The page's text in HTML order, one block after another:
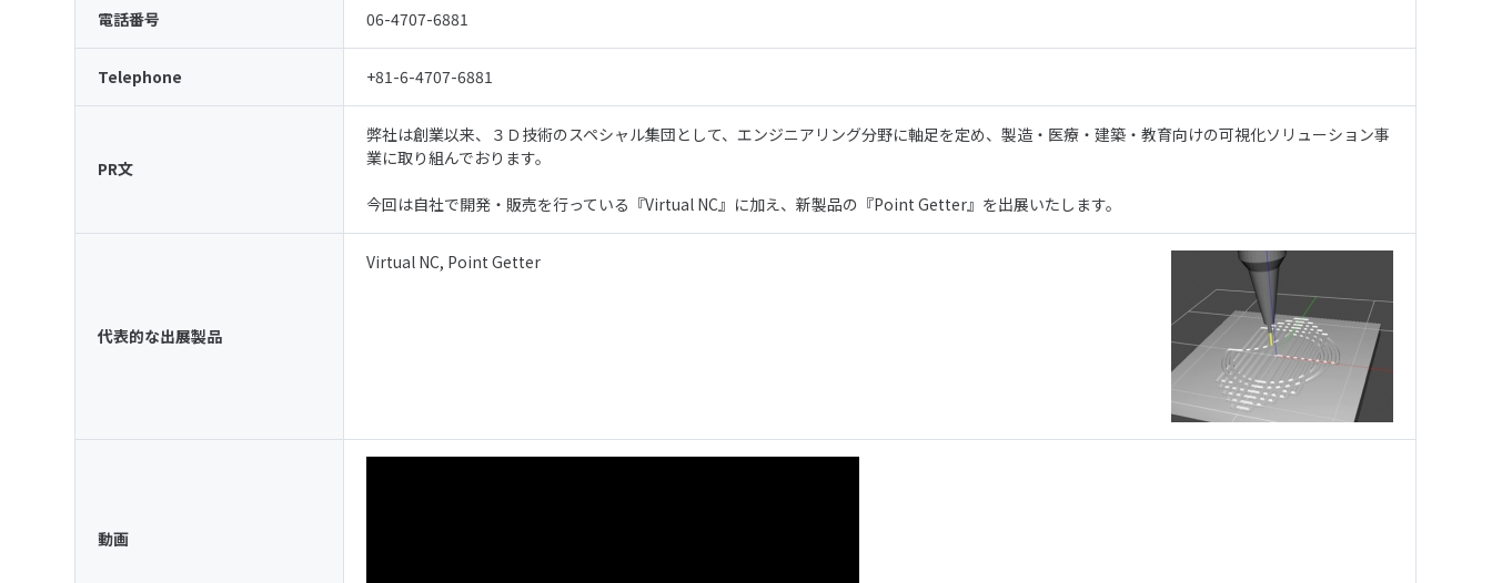
電話番号 06-4707-6881
Telephone +81-6-4707-6881
PR文
弊社は創業以来、３Ｄ技術のスペシャル集団として、エンジニアリング分野に軸足を定め、製造・医療・建築・教育向けの可視化ソリューション事
業に取り組んでおります。
今回は自社で開発・販売を行っている『Virtual NC』に加え、新製品の『Point Getter』を出展いたします。
代表的な出展製品
Virtual NC, Point Getter
動画